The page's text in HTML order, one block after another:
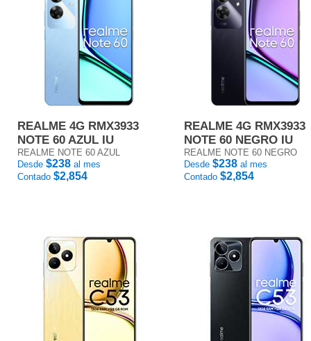
REALME 4G RMX3933
NOTE 60 AZUL IU
REALME NOTE 60 AZUL
Desde $238 al mes
Contado $2,854
REALME 4G RMX3933
NOTE 60 NEGRO IU
REALME NOTE 60 NEGRO
Desde $238 al mes
Contado $2,854